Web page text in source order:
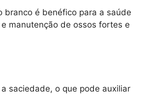
branco é benéfico para a saúde
manutenção de ossos fortes e
saciedade, o que pode auxiliar